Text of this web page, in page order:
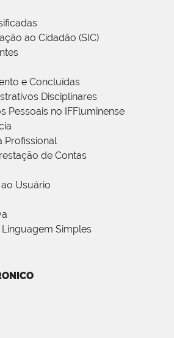
ao Cidadão (SIC)
e Concluídas
Disciplinares
Pessoais no IFFluminense
Profissional
de Contas
Usuário
Simples